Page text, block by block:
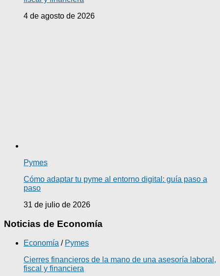
4 de agosto de 2026
Pymes
Cómo adaptar tu pyme al entorno digital: guía paso a
paso
31 de julio de 2026
Noticias de Economía
Economía / Pymes
Cierres financieros de la mano de una asesoría laboral,
fiscal y financiera